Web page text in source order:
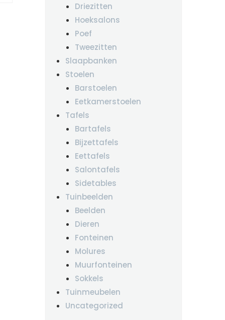
Driezitten
Hoeksalons
Poef
Tweezitten
Slaapbanken
Stoelen
Barstoelen
Eetkamerstoelen
Tafels
Bartafels
Bijzettafels
Eettafels
Salontafels
Sidetables
Tuinbeelden
Beelden
Dieren
Fonteinen
Molures
Muurfonteinen
Sokkels
Tuinmeubelen
Uncategorized